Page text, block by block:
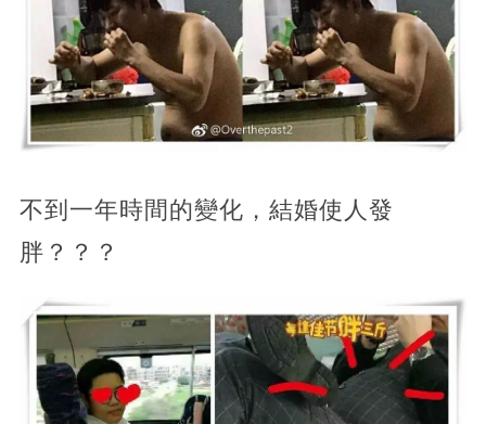
不到一年時間的變化，結婚使人發
胖？？？